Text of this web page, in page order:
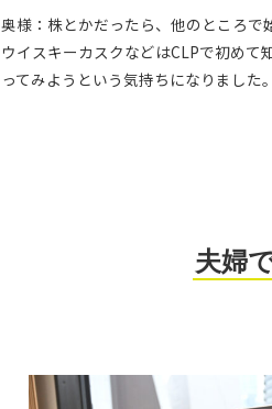
奥様：株とかだったら、他のところ
ウイスキーカスクなどはCLPで初めて
ってみようという気持ちになりました
夫婦